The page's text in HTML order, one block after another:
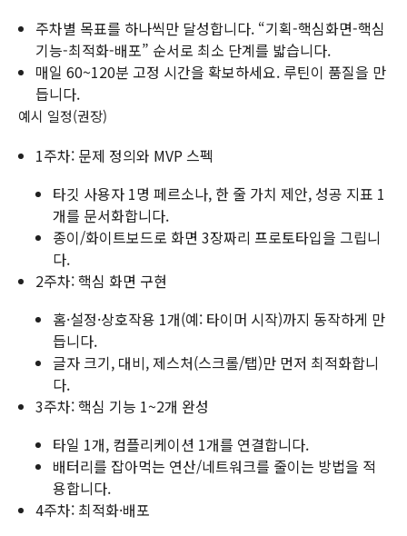
주차별 목표를 하나씩만 달성합니다. “기획-핵심화면-핵심
기능-최적화-배포” 순서로 최소 단계를 밟습니다.
매일 60~120분 고정 시간을 확보하세요. 루틴이 품질을 만
듭니다.
예시 일정(권장)
1주차: 문제 정의와 MVP 스펙
타깃 사용자 1명 페르소나, 한 줄 가치 제안, 성공 지표 1
개를 문서화합니다.
종이/화이트보드로 화면 3장짜리 프로토타입을 그립니
다.
2주차: 핵심 화면 구현
홈·설정·상호작용 1개(예: 타이머 시작)까지 동작하게 만
듭니다.
글자 크기, 대비, 제스처(스크롤/탭)만 먼저 최적화합니
다.
3주차: 핵심 기능 1~2개 완성
타일 1개, 컴플리케이션 1개를 연결합니다.
배터리를 잡아먹는 연산/네트워크를 줄이는 방법을 적
용합니다.
4주차: 최적화·배포